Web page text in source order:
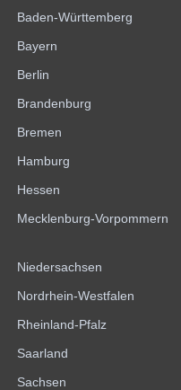
Baden-Württemberg
Bayern
Berlin
Brandenburg
Bremen
Hamburg
Hessen
Mecklenburg-Vorpommern
Niedersachsen
Nordrhein-Westfalen
Rheinland-Pfalz
Saarland
Sachsen